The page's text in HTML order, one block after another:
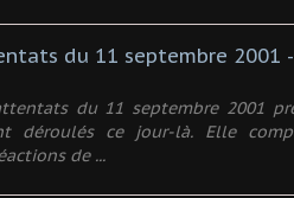
du 11 septembre 2001
du 11 septembre 2001
déroulés ce jour-là. Elle
de ...